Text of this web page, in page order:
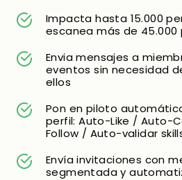
Impacta hasta 15.000
escanea más de 45.000
Envia mensajes a
eventos sin necesidad
ellos
Pon en piloto
perfil: Auto-Like / Auto-
Follow / Auto-validar
Envía invitaciones con
segmentada y